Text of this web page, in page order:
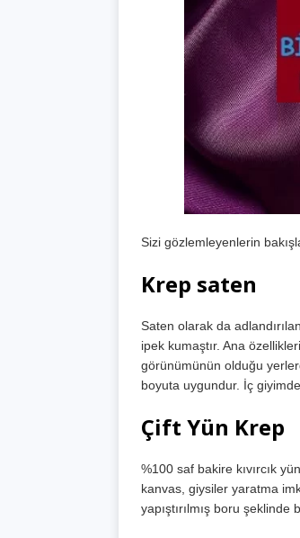
Sizi gözlemleyenlerin
Krep saten
Saten olarak da
ipek kumaştır. Ana
görünümünün olduğu
boyuta uygundur. İç
Çift Yün Krep
%100 saf bakire kıvırcık
kanvas, giysiler yaratma
yapıştırılmış boru